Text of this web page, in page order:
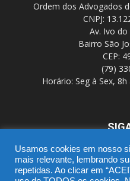
Ordem dos Advogados
CNPJ:
Av. Ivo
Bairro São
CEP:
(79)
Horário: Seg à Sex,
Usamos cookies em nosso
mais relevante, lembrando
repetidas. Ao clicar em